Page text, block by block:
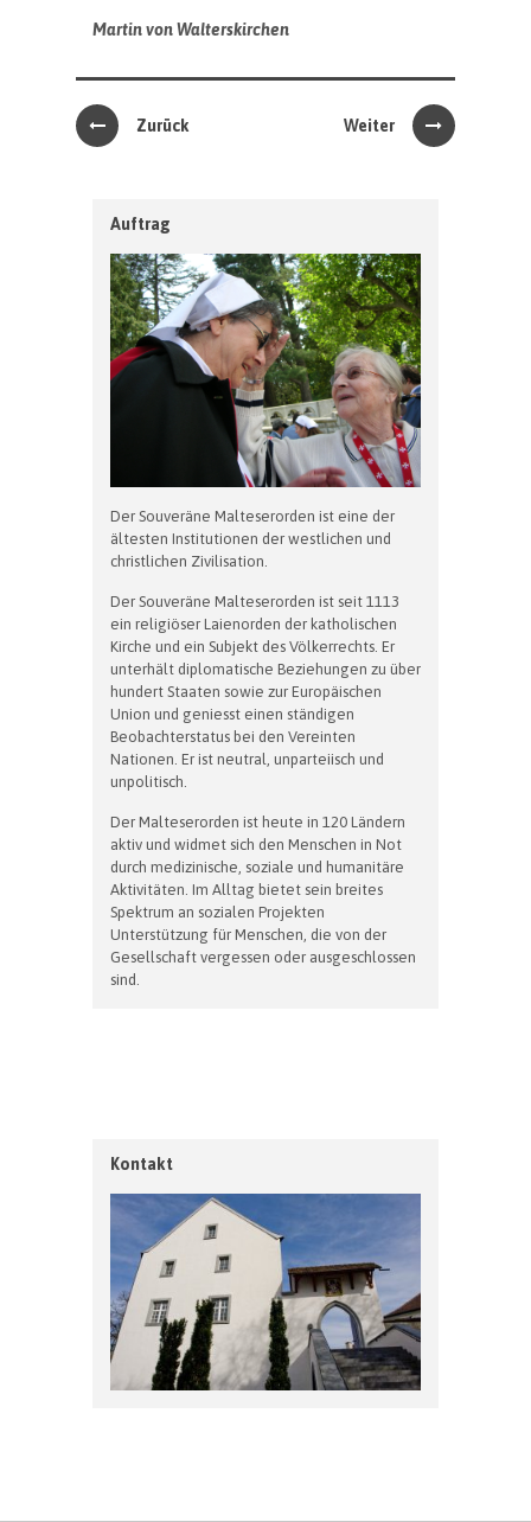
Martin von Walterskirchen
Zurück Weiter
Auftrag
Der Souveräne Malteserorden ist eine der
ältesten Institutionen der westlichen und
christlichen Zivilisation.
Der Souveräne Malteserorden ist seit 1113
ein religiöser Laienorden der katholischen
Kirche und ein Subjekt des Völkerrechts. Er
unterhält diplomatische Beziehungen zu über
hundert Staaten sowie zur Europäischen
Union und geniesst einen ständigen
Beobachterstatus bei den Vereinten
Nationen. Er ist neutral, unparteiisch und
unpolitisch.
Der Malteserorden ist heute in 120 Ländern
aktiv und widmet sich den Menschen in Not
durch medizinische, soziale und humanitäre
Aktivitäten. Im Alltag bietet sein breites
Spektrum an sozialen Projekten
Unterstützung für Menschen, die von der
Gesellschaft vergessen oder ausgeschlossen
sind.
Kontakt